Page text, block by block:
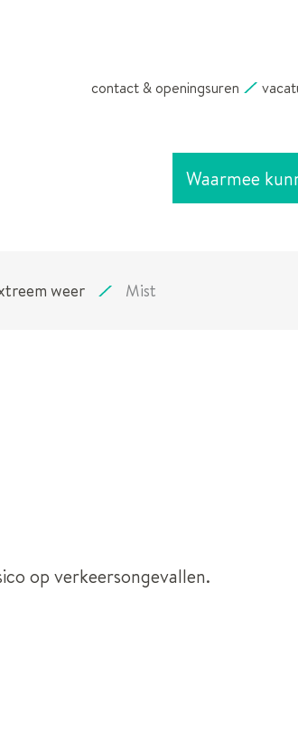
contact & openingsuren
kunnen
weer Mist
op verkeersongevallen.